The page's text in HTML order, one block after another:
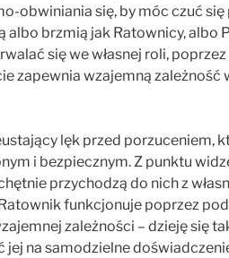
obwiniania się, by móc czuć
albo brzmią jak Ratownicy, albo
się we własnej roli,
zapewnia wzajemną zależność
lęk przed porzuceniem,
i bezpiecznym. Z punktu
przychodzą do nich z
funkcjonuje poprzez
zależności – dzieję się
na samodzielne